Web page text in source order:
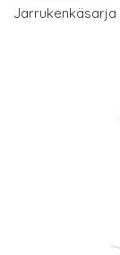
Jarrukenkäsarja